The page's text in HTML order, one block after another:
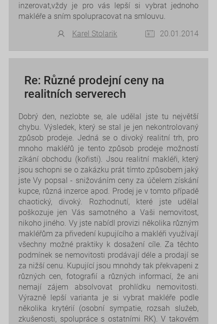
inzerovat,vždy je pro vás lepší si vybrat jednoho
makléře a sním spolupracovat na smlouvu.
Karel Stolarik
20.01.2014
Re: Různé prodejní ceny na
realitních serverech
Dobrý den, nezlobte se, ale udělal jste tu největší
chybu. Výsledek, který se stal je jen nekontrolovaný
způsob prodeje. Jedná se o divoký realitní trh, pro
mnoho makléřů je tento způsob prodeje možností
zíkání obchodu (kořisti). Jsou realitní makléři, který
jsou schopni se o zakázku prát tímto způsobem jaký
jste Vy popsal - snižováním ceny za účelem získání
kupce, různá inzerce apod. Prodej je v tomto případě
chaotický, divoký. Rozhodnutí, které jste udělal
poškozuje jen Vás samotného a Vaši nemovitost,
nikoho jiného. Vy jste nabídl provizi několika různým
makléřům za přivedení kupujícího a makléři využívají
všechny možné praktiky k dosažení cíle. Za těchto
podmínek se nemovitosti prodávají déle a prodají se
za nižší cenu. Kupující jsou mnohdy tak překvapeni z
různých cen, fotografií a různých informací, že ani
nemají zájem absolvovat prohlídku nemovitosti.
Výrazně lepší varianta je si vybrat makléře podle
několika krytérií (osobní sympatie, rozsah služeb,
zkušenosti, spolupráce s ostatními RK). V takovém